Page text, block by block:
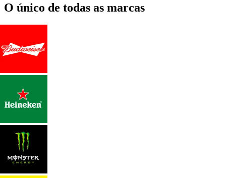
O único de todas as marcas